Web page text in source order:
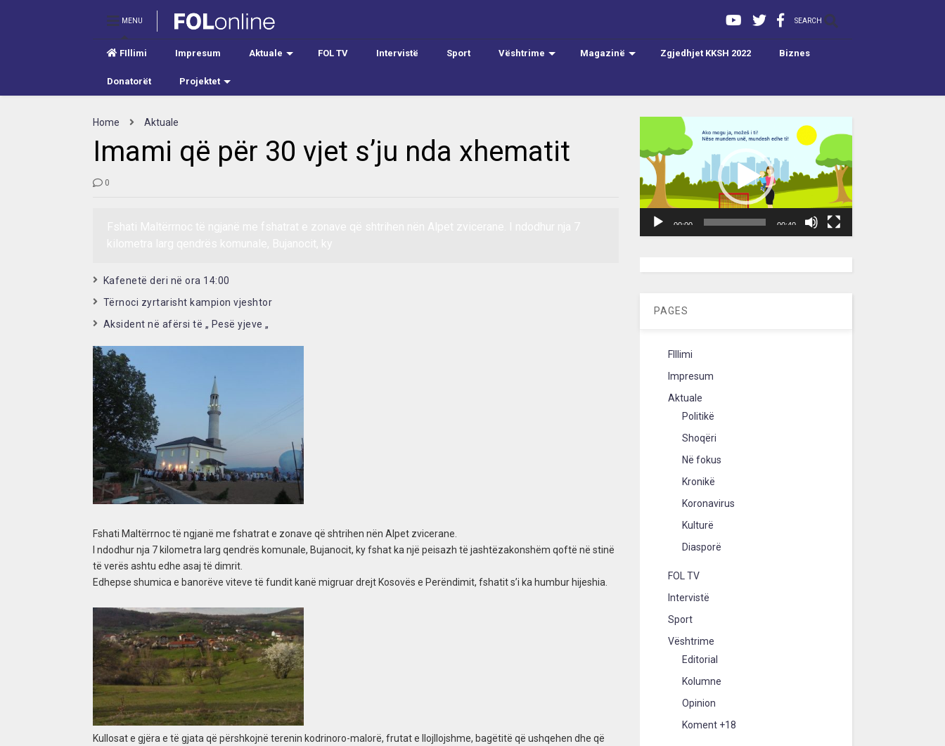
MENU SEARCH
FIllimi Impresum Aktuale FOL TV Intervistë Sport Vështrime Magazinë Zgjedhjet KKSH 2022 Biznes
Donatorët Projektet
Home Aktuale
Imami që për 30 vjet s’ju nda xhematit
0
Kafenetë deri në ora 14:00
Tërnoci zyrtarisht kampion vjeshtor
Aksident në afërsi të „ Pesë yjeve „
Fshati Maltërrnoc të ngjanë me fshatrat e zonave që shtrihen nën Alpet zvicerane.
I ndodhur nja 7 kilometra larg qendrës komunale, Bujanocit, ky fshat ka një peisazh të jashtëzakonshëm qoftë në stinë
të verës ashtu edhe asaj të dimrit.
Edhepse shumica e banorëve viteve të fundit kanë migruar drejt Kosovës e Perëndimit, fshatit s’i ka humbur hijeshia.
Kullosat e gjëra e të gjata që përshkojnë terenin kodrinoro-malorë, frutat e llojllojshme, bagëtitë që ushqehen dhe që
00:00 00:40
PAGES
FIllimi
Impresum
Aktuale
Politikë
Shoqëri
Në fokus
Kronikë
Koronavirus
Kulturë
Diasporë
FOL TV
Intervistë
Sport
Vështrime
Editorial
Kolumne
Opinion
Koment +18